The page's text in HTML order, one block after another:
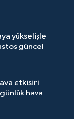
yükselişle
güncel
etkisini
hava